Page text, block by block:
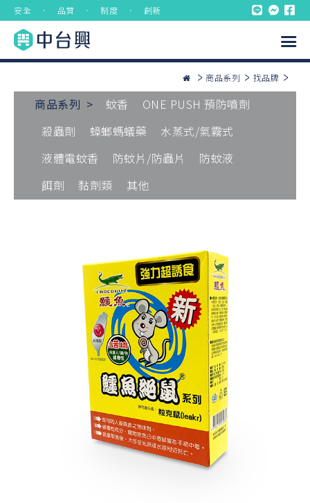
安全 ． 品質 ． 制度 ． 創新
商品系列 找品牌
商品系列 > 蚊香
ONE PUSH 預防噴劑
殺蟲劑
蟑螂螞蟻藥
水蒸式/氣霧式
液體電蚊香
防蚊片/防蟲片
防蚊液
餌劑
黏劑類 其他